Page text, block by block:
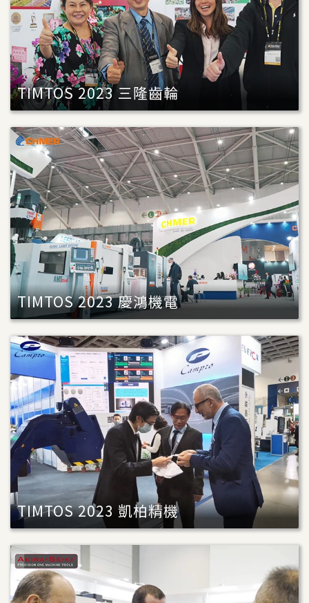
TIMTOS 2023 三隆齒輪
TIMTOS 2023 慶鴻機電
TIMTOS 2023 凱柏精機